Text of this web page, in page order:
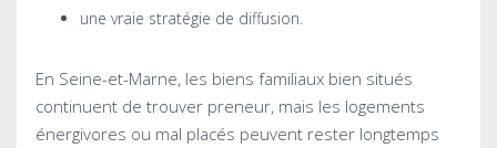
une vraie stratégie de diffusion.
En Seine-et-Marne, les biens familiaux bien situés
continuent de trouver preneur, mais les logements
énergivores ou mal placés peuvent rester longtemps